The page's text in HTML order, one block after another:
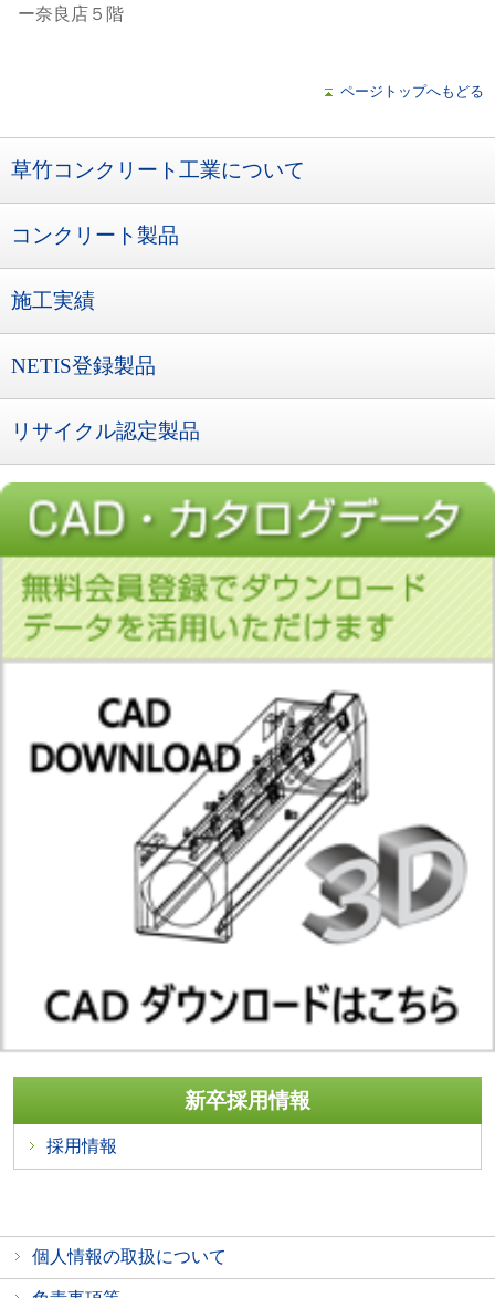
ー奈良店５階
ページトップへもどる
草竹コンクリート工業について
コンクリート製品
施工実績
NETIS登録製品
リサイクル認定製品
新卒採用情報
採用情報
個人情報の取扱について